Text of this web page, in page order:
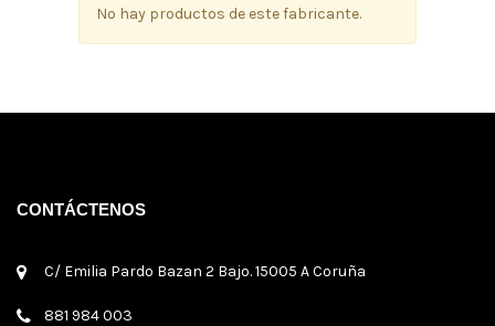
No hay productos de este fabricante.
CONTÁCTENOS
C/ Emilia Pardo Bazan 2 Bajo. 15005 A Coruña
881 984 003